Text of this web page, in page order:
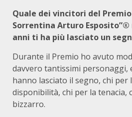
Quale dei vincitori del Premio
Sorrentina Arturo
anni ti ha più lasciato un
Durante il Premio ho avuto
davvero tantissimi personaggi,
hanno lasciato il segno, chi per
disponibilità, chi per la tenacia,
bizzarro.